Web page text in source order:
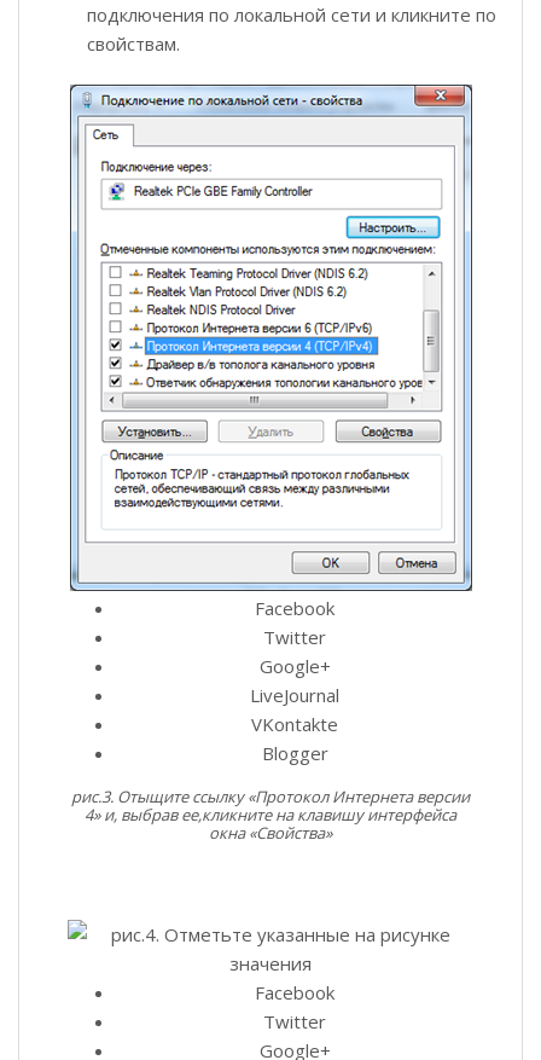
подключения по локальной сети и кликните по
свойствам.
Facebook
Twitter
Google+
LiveJournal
VKontakte
Blogger
рис.3. Отыщите ссылку «Протокол Интернета версии
4» и, выбрав ее,кликните на клавишу интерфейса
окна «Свойства»
Facebook
Twitter
Google+